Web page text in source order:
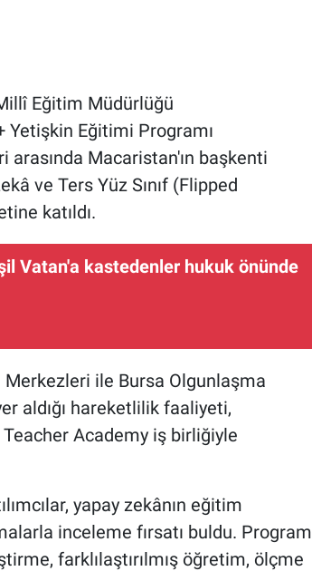
Eğitim Müdürlüğü
Yetişkin Eğitimi Programı
arasında Macaristan'ın başkenti
ve Ters Yüz Sınıf (Flipped
katıldı.
Vatan'a kastedenler hukuk önünde
Merkezleri ile Bursa Olgunlaşma
aldığı hareketlilik faaliyeti,
Academy iş birliğiyle
yapay zekânın eğitim
inceleme fırsatı buldu. Program
farklılaştırılmış öğretim, ölçme